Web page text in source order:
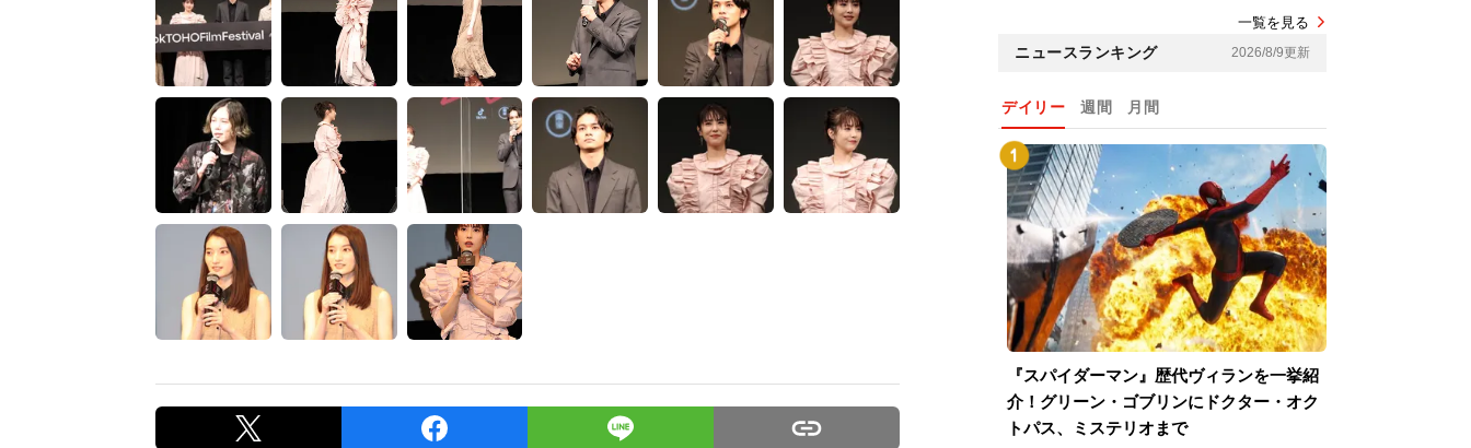
一覧を見る
ニュースランキング 2026/8/9更新
デイリー 週間 月間
『スパイダーマン』歴代ヴィランを一挙紹
介！グリーン・ゴブリンにドクター・オク
トパス、ミステリオまで